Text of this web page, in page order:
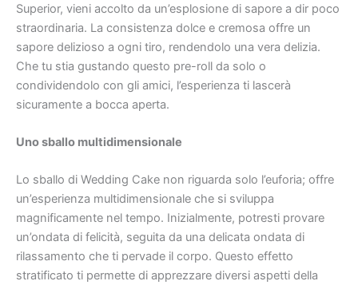
Superior, vieni accolto da un’esplosione di sapore a dir poco
straordinaria. La consistenza dolce e cremosa offre un
sapore delizioso a ogni tiro, rendendolo una vera delizia.
Che tu stia gustando questo pre-roll da solo o
condividendolo con gli amici, l’esperienza ti lascerà
sicuramente a bocca aperta.
Uno sballo multidimensionale
Lo sballo di Wedding Cake non riguarda solo l’euforia; offre
un’esperienza multidimensionale che si sviluppa
magnificamente nel tempo. Inizialmente, potresti provare
un’ondata di felicità, seguita da una delicata ondata di
rilassamento che ti pervade il corpo. Questo effetto
stratificato ti permette di apprezzare diversi aspetti della